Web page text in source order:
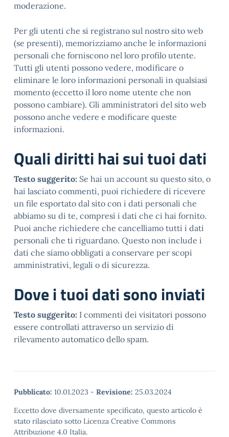
moderazione.
Per gli utenti che si registrano sul nostro sito web
(se presenti), memorizziamo anche le informazioni
personali che forniscono nel loro profilo utente.
Tutti gli utenti possono vedere, modificare o
eliminare le loro informazioni personali in qualsiasi
momento (eccetto il loro nome utente che non
possono cambiare). Gli amministratori del sito web
possono anche vedere e modificare queste
informazioni.
Quali diritti hai sui tuoi dati
Testo suggerito: Se hai un account su questo sito, o
hai lasciato commenti, puoi richiedere di ricevere
un file esportato dal sito con i dati personali che
abbiamo su di te, compresi i dati che ci hai fornito.
Puoi anche richiedere che cancelliamo tutti i dati
personali che ti riguardano. Questo non include i
dati che siamo obbligati a conservare per scopi
amministrativi, legali o di sicurezza.
Dove i tuoi dati sono inviati
Testo suggerito: I commenti dei visitatori possono
essere controllati attraverso un servizio di
rilevamento automatico dello spam.
Pubblicato: 10.01.2023 - Revisione: 25.03.2024
Eccetto dove diversamente specificato, questo articolo è
stato rilasciato sotto Licenza Creative Commons
Attribuzione 4.0 Italia.